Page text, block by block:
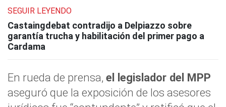
SEGUIR LEYENDO
Castaingdebat contradijo a Delpiazzo sobre
garantía trucha y habilitación del primer pago a
Cardama
En rueda de prensa, el legislador del MPP
aseguró que la exposición de los asesores